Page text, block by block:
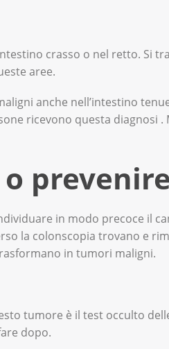
crasso o nel retto. Si
aree.
anche nell’intestino
ricevono questa diagnosi
o
in modo precoce il
la colonscopia trovano e
in tumori maligni.
tumore è il test occulto
dopo.